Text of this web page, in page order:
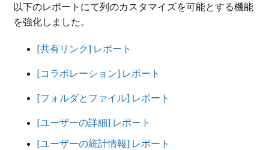
以下のレポートにて列のカスタマイズを可能とする機能
を強化しました。
[共有リンク] レポート
[コラボレーション] レポート
[フォルダとファイル] レポート
[ユーザーの詳細] レポート
[ユーザーの統計情報] レポート